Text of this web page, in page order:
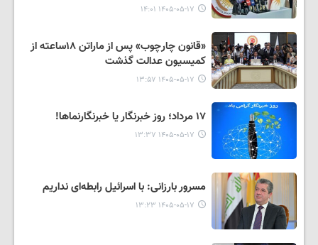
۱۴۰۵-۰۵-۱۷ ۱۴:۰۱
«قانون چارچوب» پس از ماراتن ۱۸ساعته از
کمیسیون عدالت گذشت
۱۴۰۵-۰۵-۱۷ ۱۳:۵۷
١٧ مرداد؛ روز خبرنگار یا خبرنگارنماها!
۱۴۰۵-۰۵-۱۷ ۱۳:۳۷
مسرور بارزانی: با اسرائیل رابطه‌ای نداریم
۱۴۰۵-۰۵-۱۷ ۱۳:۲۳